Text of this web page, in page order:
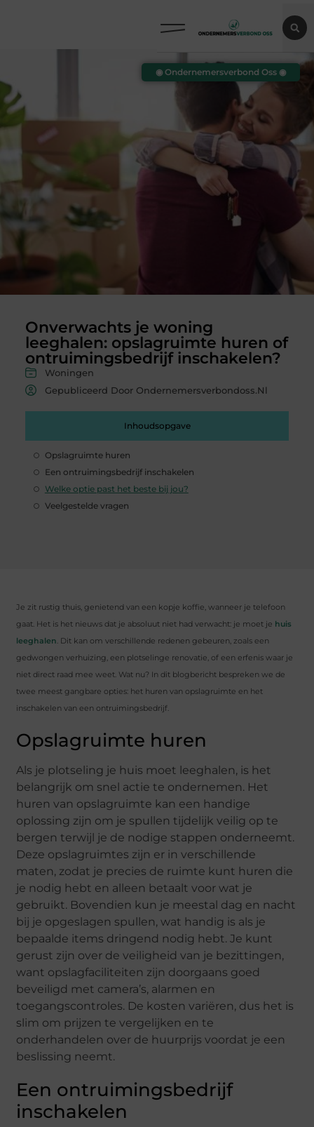
Onverwachts je woning
leeghalen: opslagruimte huren of
ontruimingsbedrijf inschakelen?
Woningen
Gepubliceerd Door Ondernemersverbondoss.nl
Inhoudsopgave
Opslagruimte huren
Een ontruimingsbedrijf inschakelen
Welke optie past het beste bij jou?
Veelgestelde vragen
◉ Ondernemersverbond Oss ◉
Je zit rustig thuis, genietend van een kopje koffie, wanneer je telefoon
gaat. Het is het nieuws dat je absoluut niet had verwacht: je moet je huis
leeghalen . Dit kan om verschillende redenen gebeuren, zoals een
gedwongen verhuizing, een plotselinge renovatie, of een erfenis waar je
niet direct raad mee weet. Wat nu? In dit blogbericht bespreken we de
twee meest gangbare opties: het huren van opslagruimte en het
inschakelen van een ontruimingsbedrijf.
Opslagruimte huren
Als je plotseling je huis moet leeghalen, is het
belangrijk om snel actie te ondernemen. Het
huren van opslagruimte kan een handige
oplossing zijn om je spullen tijdelijk veilig op te
bergen terwijl je de nodige stappen onderneemt.
Deze opslagruimtes zijn er in verschillende
maten, zodat je precies de ruimte kunt huren die
je nodig hebt en alleen betaalt voor wat je
gebruikt. Bovendien kun je meestal dag en nacht
bij je opgeslagen spullen, wat handig is als je
bepaalde items dringend nodig hebt. Je kunt
gerust zijn over de veiligheid van je bezittingen,
want opslagfaciliteiten zijn doorgaans goed
beveiligd met camera’s, alarmen en
toegangscontroles. De kosten variëren, dus het is
slim om prijzen te vergelijken en te
onderhandelen over de huurprijs voordat je een
beslissing neemt.
Een ontruimingsbedrijf
inschakelen